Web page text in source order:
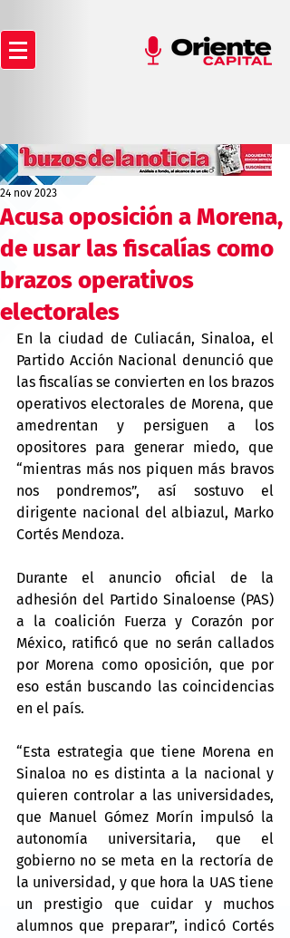
Acusa oposición a Morena,
de usar las fiscalías como
brazos operativos
electorales
24 nov 2023
En la ciudad de Culiacán, Sinaloa, el
Partido Acción Nacional denunció que
las fiscalías se convierten en los brazos
operativos electorales de Morena, que
amedrentan y persiguen a los
opositores para generar miedo, que
“mientras más nos piquen más bravos
nos pondremos”, así sostuvo el
dirigente nacional del albiazul, Marko
Cortés Mendoza.
Durante el anuncio oficial de la
adhesión del Partido Sinaloense (PAS)
a la coalición Fuerza y Corazón por
México, ratificó que no serán callados
por Morena como oposición, que por
eso están buscando las coincidencias
en el país.
“Esta estrategia que tiene Morena en
Sinaloa no es distinta a la nacional y
quieren controlar a las universidades,
que Manuel Gómez Morín impulsó la
autonomía universitaria, que el
gobierno no se meta en la rectoría de
la universidad, y que hora la UAS tiene
un prestigio que cuidar y muchos
alumnos que preparar”, indicó Cortés